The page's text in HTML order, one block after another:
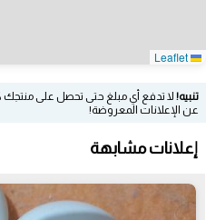
تنبيه! لا تدفع أي مبلغ حتى تحصل على
عن الإعلانات المعروضة!
إعلانات مشابهة